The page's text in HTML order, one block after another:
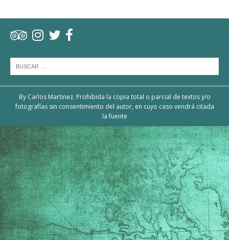
By Carlos Martinez. Prohibida la copia total o parcial de textos y/o
fotografías sin consentimiento del autor, en cuyo caso vendrá citada
la fuente